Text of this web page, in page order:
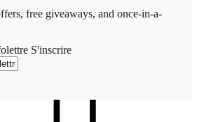
free giveaways, and once-in-a-
S'inscrire